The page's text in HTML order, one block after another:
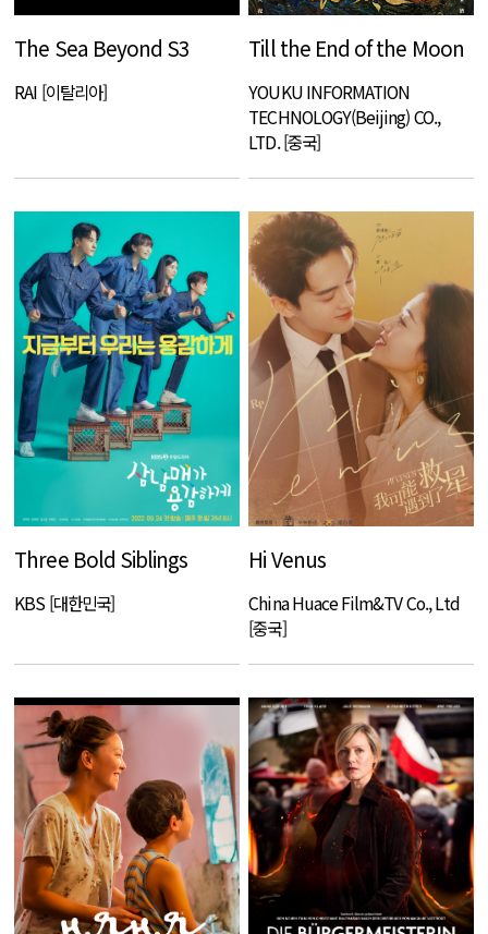
The Sea Beyond S3
RAI [이탈리아]
Till the End of the Moon
YOUKU INFORMATION
TECHNOLOGY(Beijing) CO.,
LTD. [중국]
Three Bold Siblings
KBS [대한민국]
Hi Venus
China Huace Film&TV Co., Ltd
[중국]